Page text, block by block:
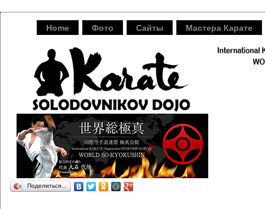
Home Фото Сайты Мастера Карате
Поделиться…